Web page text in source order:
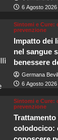
6 Agosto 2026
Sintomi e Cure:
prevenzione
Impatto dei
nel sangue
benessere
Germana
6 Agosto 2026
Sintomi e Cure:
prevenzione
colodocico: